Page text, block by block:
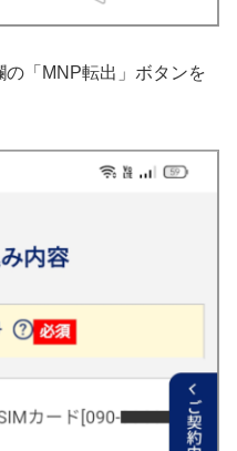
の「MNP転出」ボタンを